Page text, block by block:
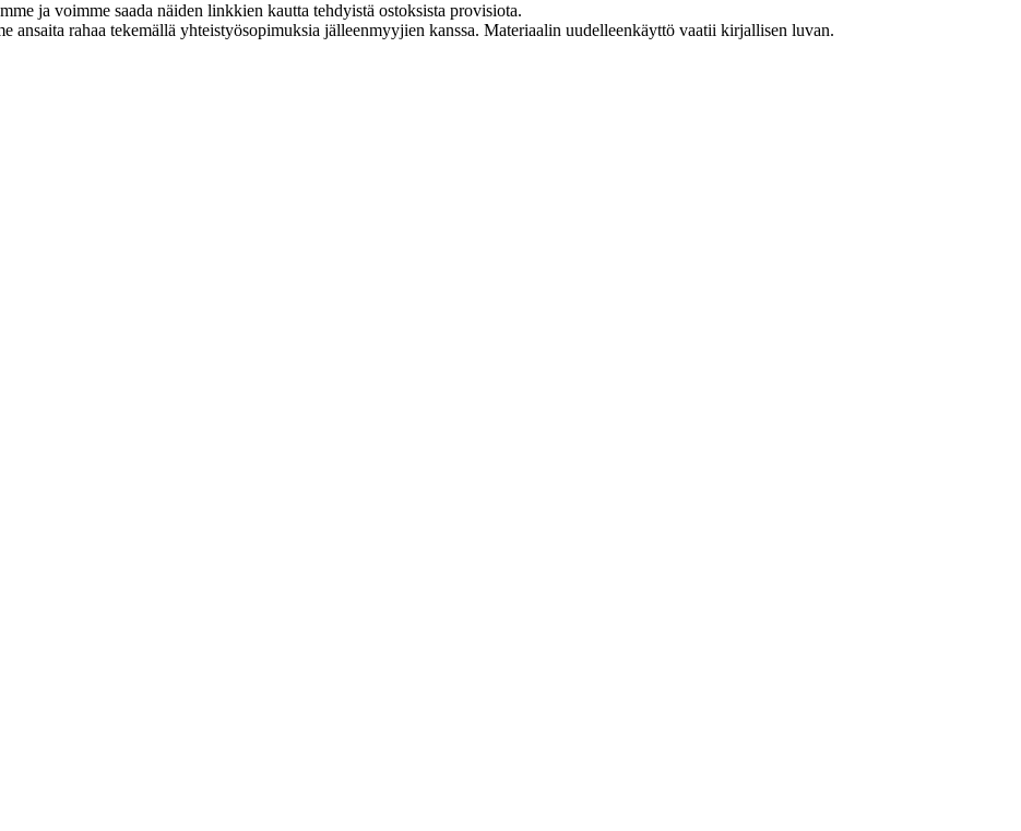
ja voimme saada näiden linkkien kautta tehdyistä ostoksista provisiota.
ansaita rahaa tekemällä yhteistyösopimuksia jälleenmyyjien kanssa. Materiaalin uudelleenkäyttö vaatii kirjallisen luvan.